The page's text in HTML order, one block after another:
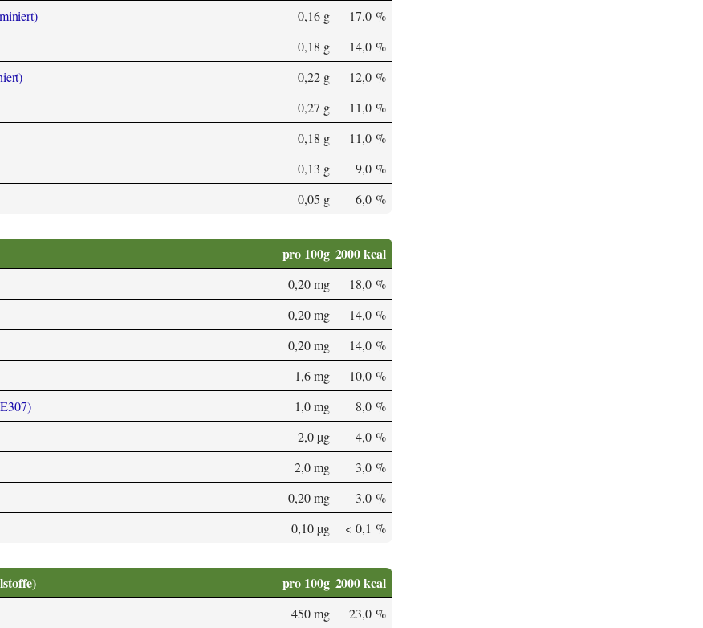
0,16 g
17,0 %
0,18 g
14,0 %
0,22 g
12,0 %
0,27 g
11,0 %
0,18 g
11,0 %
0,13 g
9,0 %
0,05 g 6,0 %
pro 100g 2000 kcal
0,20 mg
18,0 %
0,20 mg
14,0 %
0,20 mg
14,0 %
1,6 mg
10,0 %
1,0 mg
8,0 %
2,0 µg
4,0 %
2,0 mg
3,0 %
0,20 mg
3,0 %
0,10 µg < 0,1 %
pro 100g 2000 kcal
450 mg
23,0 %